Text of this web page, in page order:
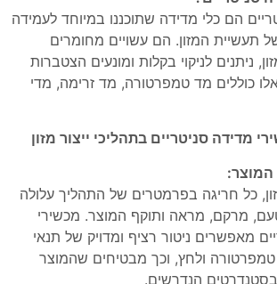
הם כלי מדידה שתוכננו במיוחד לעמידה
תעשיית המזון. הם עשויים מחומרים
ניתנים לניקוי בקלות ומונעים הצטברות
כוללים מד טמפרטורה, מד זרימה, מדי
מדידה סניטריים בתהליכי ייצור מזון
המוצר:
כל חריגה בפרמטרים של התהליך עלולה
מרקם, מראה ותוקף המוצר. מכשירי
מאפשרים ניטור רציף ומדויק של תנאי
טמפרטורה ולחץ, וכך מבטיחים שהמוצר
בסטנדרטים הנדרשים.